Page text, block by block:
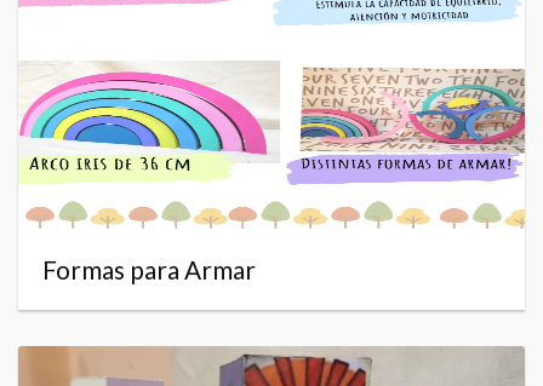
Formas para Armar